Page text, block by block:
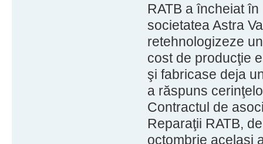
RATB a încheiat
societatea Astra
retehnologizeze
cost de producţie
şi fabricase deja
a răspuns
Contractul de
Reparaţii RATB,
octombrie acelaşi